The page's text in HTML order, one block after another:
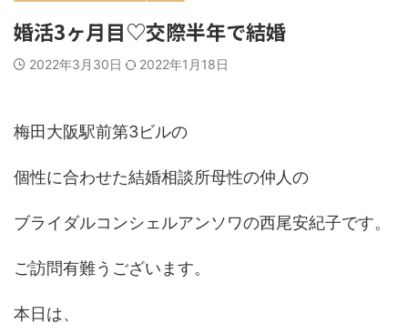
婚活3ヶ月目♡交際半年で結婚
2022年3月30日 2022年1月18日
梅田大阪駅前第3ビルの
個性に合わせた結婚相談所母性の仲人の
ブライダルコンシェルアンソワの西尾安紀子です。
ご訪問有難うございます。
本日は、